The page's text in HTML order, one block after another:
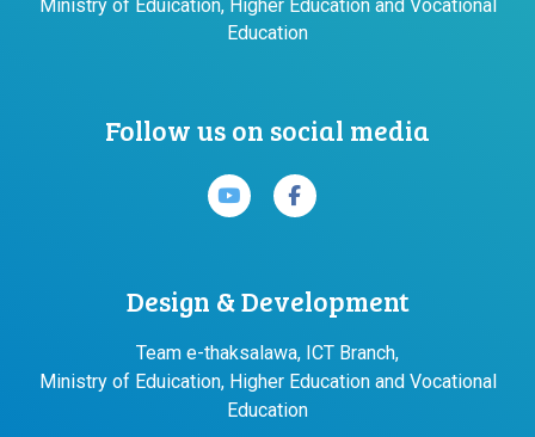
Ministry of Eduication, Higher Education and Vocational
Education
Follow us on social media
Design & Development
Team e-thaksalawa, ICT Branch,
Ministry of Eduication, Higher Education and Vocational
Education